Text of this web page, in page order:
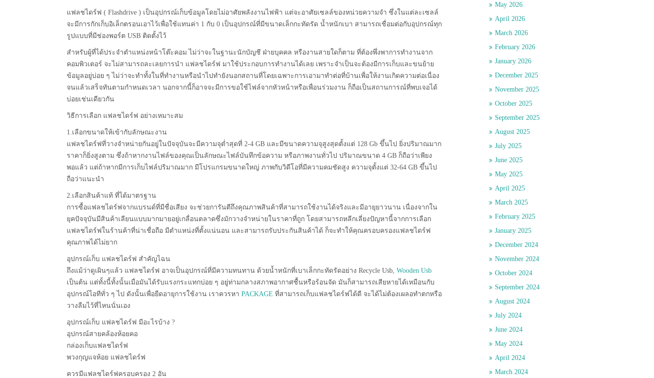
แฟลชไดร์ฟ ( Flashdrive ) เป็นอุปกรณ์เก็บข้อมูลโดยไม่อาศัยพลังงานไฟฟ้า แต่จะอาศัยเซลล์ของหน่วยความจำ ซึ่งในแต่ละเซลล์
จะมีการกักเก็บอิเล็กตรอนเอาไว้เพื่อใช้แทนค่า 1 กับ 0 เป็นอุปกรณ์ที่มีขนาดเล็กกะทัดรัด น้ำหนักเบา สามารถเชื่อมต่อกับอุปกรณ์ทุก
รูปแบบที่มีช่องพอร์ต USB ติดตั้งไว้
สำหรับผู้ที่ได้ประจำตำแหน่งหน้าโต๊ะคอม ไม่ว่าจะในฐานะนักบัญชี ฝ่ายบุคคล หรืองานสายใดก็ตาม ที่ต้องพึ่งพาการทำงานจาก
คอมพิวเตอร์ จะไม่สามารถละเลยการนำ แฟลชไดร์ฟ มาใช้ประกอบการทำงานได้เลย เพราะจำเป็นจะต้องมีการเก็บและขนย้าย
ข้อมูลอยู่บ่อย ๆ ไม่ว่าจะทำทั้งในที่ทำงานหรือนำไปทำยังนอกสถานที่โดยเฉพาะการเอามาทำต่อที่บ้านเพื่อให้งานเกิดความต่อเนื่อง
จนแล้วเสร็จทันตามกำหนดเวลา นอกจากนี้ก็อาจจะมีการขอใช้ไฟล์จากหัวหน้าหรือเพื่อนร่วมงาน ก็ถือเป็นสถานการณ์ที่พบเจอได้
บ่อยเช่นเดียวกัน
วิธีการเลือก แฟลชไดร์ฟ อย่างเหมาะสม
1.เลือกขนาดให้เข้ากับลักษณะงาน
แฟลชไดร์ฟที่วางจำหน่ายกันอยู่ในปัจจุบันจะมีความจุต่ำสุดที่ 2-4 GB และมีขนาดความจุสูงสุดตั้งแต่ 128 Gb ขึ้นไป ยิ่งปริมาณมาก
ราคาก็ยิ่งสูงตาม ซึ่งถ้าหากงานไฟล์ของคุณเป็นลักษณะไฟล์บันทึกข้อความ หรือภาพงานทั่วไป ปริมาณขนาด 4 GB ก็ถือว่าเพียง
พอแล้ว แต่ถ้าหากมีการเก็บไฟล์ปริมาณมาก มีโปรแกรมขนาดใหญ่ ภาพกับวิดีโอที่มีความคมชัดสูง ความจุตั้งแต่ 32-64 GB ขึ้นไป
ถือว่าแนะนำ
2.เลือกสินค้าแท้ ที่ได้มาตรฐาน
การซื้อแฟลชไดร์ฟจากแบรนด์ที่มีชื่อเสียง จะช่วยการันตีถึงคุณภาพสินค้าที่สามารถใช้งานได้จริงและมีอายุยาวนาน เนื่องจากใน
ยุคปัจจุบันมีสินค้าเลียนแบบมากมายอยู่เกลื่อนตลาดซึ่งมักวางจำหน่ายในราคาที่ถูก โดยสามารถหลีกเลี่ยงปัญหานี้จากการเลือก
แฟลชไดร์ฟในร้านค้าที่น่าเชื่อถือ มีตำแหน่งที่ตั้งแน่นอน และสามารถรับประกันสินค้าได้ ก็จะทำให้คุณครอบครองแฟลชไดร์ฟ
คุณภาพได้ไม่ยาก
อุปกรณ์เก็บ แฟลชไดร์ฟ สำคัญไฉน
ถึงแม้ว่าดูเผินๆแล้ว แฟลชไดร์ฟ อาจเป็นอุปกรณ์ที่มีความทนทาน ด้วยน้ำหนักที่เบาเล็กกะทัดรัดอย่าง Recycle Usb, Wooden Usb
เป็นต้น แต่ทั้งนี้ทั้งนั้นเมื่อมันได้รับแรงกระแทกบ่อย ๆ อยู่ท่ามกลางสภาพอากาศชื้นหรือร้อนจัด มันก็สามารถเสียหายได้เหมือนกับ
อุปกรณ์ไอทีทั่ว ๆ ไป ดังนั้นเพื่อยืดอายุการใช้งาน เราควรหา PACKAGE ที่สามารถเก็บแฟลชไดร์ฟได้ดี จะได้ไม่ต้องเผลอทำตกหรือ
วางลืมไว้ที่ไหนนั่นเอง
อุปกรณ์เก็บ แฟลชไดร์ฟ มีอะไรบ้าง ?
‌อุปกรณ์สายคล้องห้อยคอ
‌กล่องเก็บแฟลชไดร์ฟ
‌พวงกุญแจห้อย แฟลชไดร์ฟ
ควรมีแฟลชไดร์ฟครอบครอง 2 อัน
May 2026
April 2026
March 2026
February 2026
January 2026
December 2025
November 2025
October 2025
September 2025
August 2025
July 2025
June 2025
May 2025
April 2025
March 2025
February 2025
January 2025
December 2024
November 2024
October 2024
September 2024
August 2024
July 2024
June 2024
May 2024
April 2024
March 2024